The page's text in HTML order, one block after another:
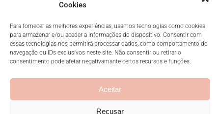
Cookies
Para fornecer as melhores experiências, usamos tecnologias como cookies
para armazenar e/ou aceder a informações do dispositivo. Consentir com
essas tecnologias nos permitirá processar dados, como comportamento de
navegação ou IDs exclusivos neste site. Não consentir ou retirar o
consentimento pode afetar negativamante certos recursos e funções.
Aceitar
Recusar
Livro de reclamações